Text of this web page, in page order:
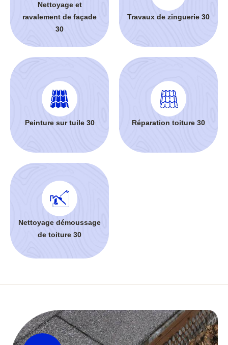
Nettoyage et
ravalement de façade
30
Travaux de zinguerie 30
Peinture sur tuile 30 Réparation toiture 30
Nettoyage démoussage
de toiture 30